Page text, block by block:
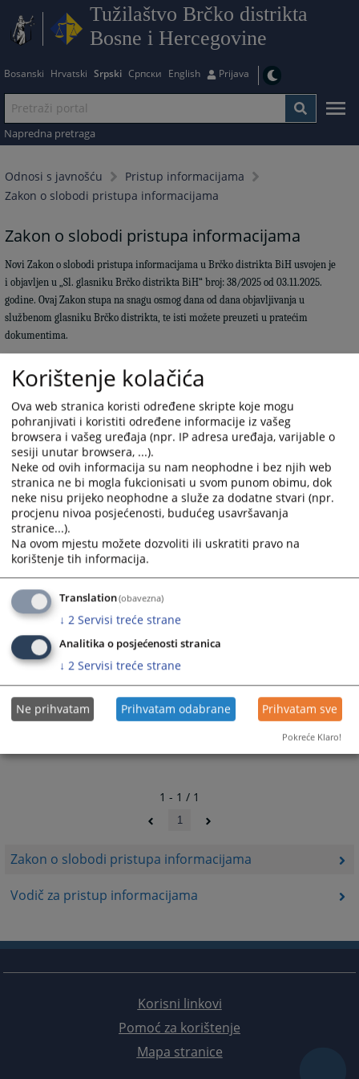
Tužilaštvo Brčko distrikta
Bosne i Hercegovine
Bosanski Hrvatski Srpski Српски English Prijava
Napredna pretraga
Odnosi s javnošću
Pristup informacijama
Zakon o slobodi pristupa informacijama
Zakon o slobodi pristupa informacijama
Vodič za pristup informacijama
Zakon o slobodi pristupa informacijama
Novi Zakon o slobodi pristupa informacijama u Brčko distrikta BiH usvojen je
i objavljen u „Sl. glasniku Brčko distrikta BiH“ broj: 38/2025 od 03.11.2025.
godine.Ovaj Zakon stupa na snagu osmog dana od dana objavljivanja u
službenom glasniku Brčko distrikta, te isti možete preuzeti u pratećim
dokumentima.
4335 PREGLEDA
Prateći dokumenti
Zakon o slobodi pristupa informacijama u Brčko
distriktu BiH 38-2025
Obrazac za pristup informacijama
Novi obrazac za pristup informacijama TBD 2025
1 - 1 / 1
1
Korisni linkovi
Pomoć za korištenje
Mapa stranice
Korištenje kolačića
Ova web stranica koristi određene skripte koje mogu
pohranjivati i koristiti određene informacije iz vašeg
browsera i vašeg uređaja (npr. IP adresa uređaja, varijable o
sesiji unutar browsera, ...).
Neke od ovih informacija su nam neophodne i bez njih web
stranica ne bi mogla fukcionisati u svom punom obimu, dok
neke nisu prijeko neophodne a služe za dodatne stvari (npr.
procjenu nivoa posjećenosti, budućeg usavršavanja
stranice...).
Na ovom mjestu možete dozvoliti ili uskratiti pravo na
korištenje tih informacija.
Translation(obavezna)
↓ 2 Servisi treće strane
Analitika o posjećenosti stranica
↓ 2 Servisi treće strane
Ne prihvatam Prihvatam odabrane Prihvatam sve
Pokreće Klaro!